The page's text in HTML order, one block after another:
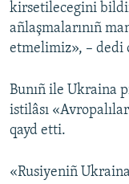
kirsetilecegini
añlaşmalarınıñ
etmelimiz», – dedi
Bunıñ ile Ukraina
istilâsı
qayd etti.
«Rusiyeniñ